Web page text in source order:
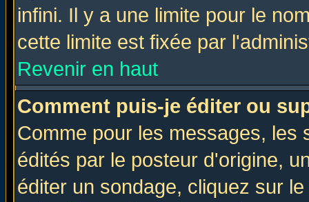
infini. Il y a une limite pour le
cette limite est fixée par
Revenir en haut
Comment puis-je éditer ou
Comme pour les messages, les
édités par le posteur d'origine,
éditer un sondage, cliquez sur